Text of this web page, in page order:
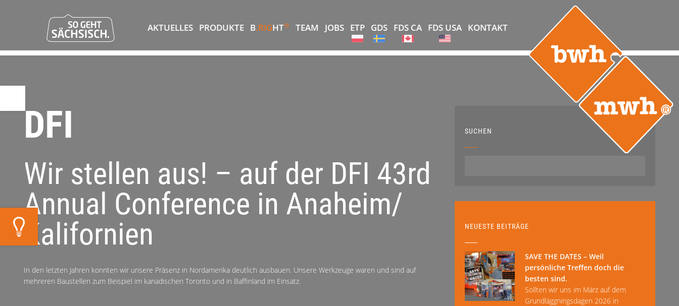
AKTUELLES PRODUKTE B.RIGHT® TEAM JOBS ETP GDS FDS CA FDS USA KONTAKT
DFI
Wir stellen aus! – auf der DFI 43rd
Annual Conference in Anaheim/
Kalifornien
In den letzten Jahren konnten wir unsere Präsenz in Nordamerika deutlich ausbauen. Unsere Werkzeuge waren und sind auf
mehreren Baustellen zum Beispiel im kanadischen Toronto und in Baffinland im Einsatz.
SUCHEN
NEUESTE BEITRÄGE
SAVE THE DATES – Weil
persönliche Treffen doch die
besten sind.
Sollten wir uns im März auf dem
Grundläggningsdagen 2026 in